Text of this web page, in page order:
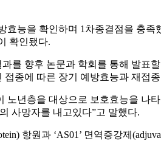
효능을 확인하며 1차종결점을 충
확인됐다.
를 향후 논문과 학회를 통해 발표
종에 따른 장기 예방효능과 재접
노년층을 대상으로 보호효능을
사망자를 내고있다”고 말했다.
항원과 ‘AS01’ 면역증강제